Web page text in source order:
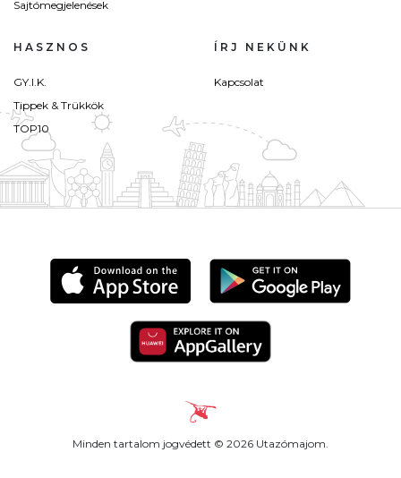
Sajtómegjelenések
HASZNOS
GY.I.K.
Tippek & Trükkök
TOP10
ÍRJ NEKÜNK
Kapcsolat
Minden tartalom jogvédett © 2026 Utazómajom.